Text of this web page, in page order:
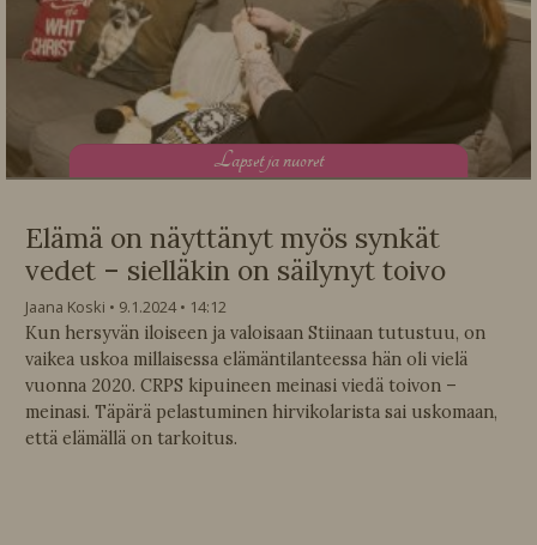
Lapset ja nuoret
Elämä on näyttänyt myös synkät
vedet – sielläkin on säilynyt toivo
Jaana Koski 9.1.2024
14:12
Kun hersyvän iloiseen ja valoisaan Stiinaan tutustuu, on
vaikea uskoa millaisessa elämäntilanteessa hän oli vielä
vuonna 2020. CRPS kipuineen meinasi viedä toivon –
meinasi. Täpärä pelastuminen hirvikolarista sai uskomaan,
että elämällä on tarkoitus.